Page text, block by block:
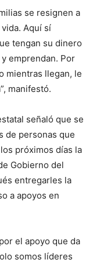
se resignen a
Aquí sí
tengan su dinero
emprendan. Por
mientras llegan, le
manifestó.
señaló que se
de personas que
próximos días la
Gobierno del
entregarles la
a apoyos en
el apoyo que da
somos líderes